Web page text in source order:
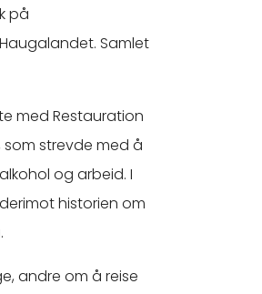
på
Samlet
med Restauration
som strevde med å
og arbeid. I
historien om
andre om å reise